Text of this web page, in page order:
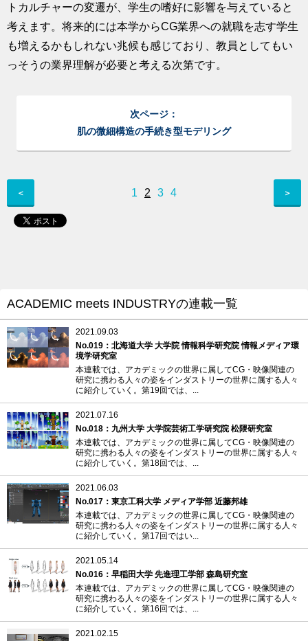
トカルチャーの変遷が、学生の嗜好に影響を与えていると
考えます。将来的には本学からCG業界への就職を志す学生
も増えるかもしれない兆候も感じており、教員としてもい
っそうの業界理解が必要と考える次第です。
次ページ：
肌の微細構造の手続き型モデリング
＜ 1 2 3 4 ＞
ACADEMIC meets INDUSTRYの連載一覧
2021.09.03
No.019：北海道大学 大学院 情報科学研究院 情報メディア環
境学研究室
本連載では、アカデミックの世界に属してCG・映像関連の
研究に携わる人々の姿をインダストリーの世界に属する人々
に紹介していく。第19回では、...
2021.07.16
No.018：九州大学 大学院芸術工学研究院 松隈研究室
本連載では、アカデミックの世界に属してCG・映像関連の
研究に携わる人々の姿をインダストリーの世界に属する人々
に紹介していく。第18回では、...
2021.06.03
No.017：東京工科大学 メディア学部 近藤邦雄
本連載では、アカデミックの世界に属してCG・映像関連の
研究に携わる人々の姿をインダストリーの世界に属する人々
に紹介していく。第17回ではい...
2021.05.14
No.016：早稲田大学 先進理工学部 森島研究室
本連載では、アカデミックの世界に属してCG・映像関連の
研究に携わる人々の姿をインダストリーの世界に属する人々
に紹介していく。第16回では、...
2021.02.15